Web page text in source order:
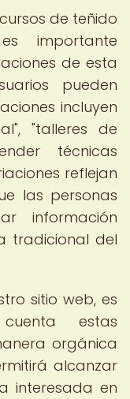
de teñido
importante
de esta
pueden
incluyen
"talleres de
técnicas
reflejan
las personas
información
tradicional del
sitio web, es
estas
orgánica
alcanzar
interesada en